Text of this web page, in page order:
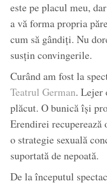
este pe placul meu,
a vă forma propria
cum să gândiți. Nu
susțin convingerile.
Curând am fost la
Teatrul German. Lejer
plăcut. O bunică își
Erendirei recuperează
o strategie sexuală
suportată de nepoată.
De la începutul